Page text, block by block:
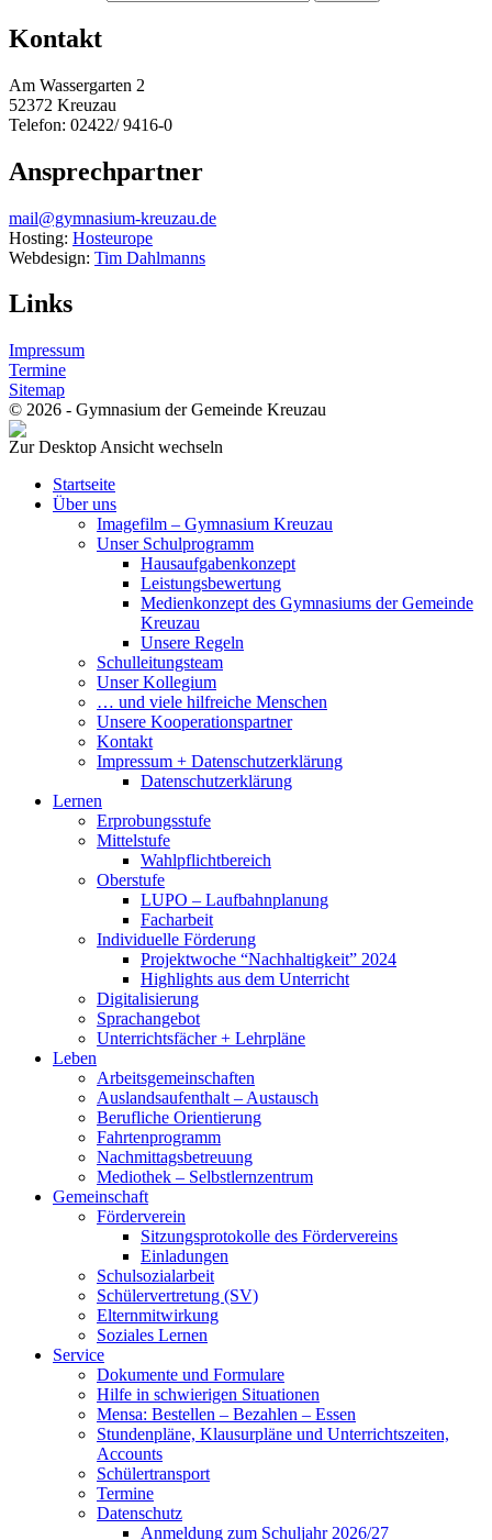
Kontakt
Am Wassergarten 2
52372 Kreuzau
Telefon: 02422/ 9416-0
Ansprechpartner
mail@gymnasium-kreuzau.de
Hosting: Hosteurope
Webdesign: Tim Dahlmanns
Links
Impressum
Termine
Sitemap
© 2026 - Gymnasium der Gemeinde Kreuzau
Zur Desktop Ansicht wechseln
Startseite
Über uns
Imagefilm – Gymnasium Kreuzau
Unser Schulprogramm
Hausaufgabenkonzept
Leistungsbewertung
Medienkonzept des Gymnasiums der Gemeinde
Kreuzau
Unsere Regeln
Schulleitungsteam
Unser Kollegium
… und viele hilfreiche Menschen
Unsere Kooperationspartner
Kontakt
Impressum + Datenschutzerklärung
Datenschutzerklärung
Lernen
Erprobungsstufe
Mittelstufe
Wahlpflichtbereich
Oberstufe
LUPO – Laufbahnplanung
Facharbeit
Individuelle Förderung
Projektwoche “Nachhaltigkeit” 2024
Highlights aus dem Unterricht
Digitalisierung
Sprachangebot
Unterrichtsfächer + Lehrpläne
Leben
Arbeitsgemeinschaften
Auslandsaufenthalt – Austausch
Berufliche Orientierung
Fahrtenprogramm
Nachmittagsbetreuung
Mediothek – Selbstlernzentrum
Gemeinschaft
Förderverein
Sitzungsprotokolle des Fördervereins
Einladungen
Schulsozialarbeit
Schülervertretung (SV)
Elternmitwirkung
Soziales Lernen
Service
Dokumente und Formulare
Hilfe in schwierigen Situationen
Mensa: Bestellen – Bezahlen – Essen
Stundenpläne, Klausurpläne und Unterrichtszeiten,
Accounts
Schülertransport
Termine
Datenschutz
Anmeldung zum Schuljahr 2026/27